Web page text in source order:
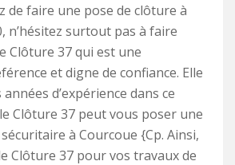
de faire une pose de clôture à
n’hésitez surtout pas à faire
Clôture 37 qui est une
et digne de confiance. Elle
d’expérience dans ce
Clôture 37 peut vous poser une
à Courcoue {Cp. Ainsi,
Clôture 37 pour vos travaux de